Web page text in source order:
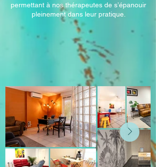
permettant à nos thérapeutes de s’épanouir
pleinement dans leur pratique.